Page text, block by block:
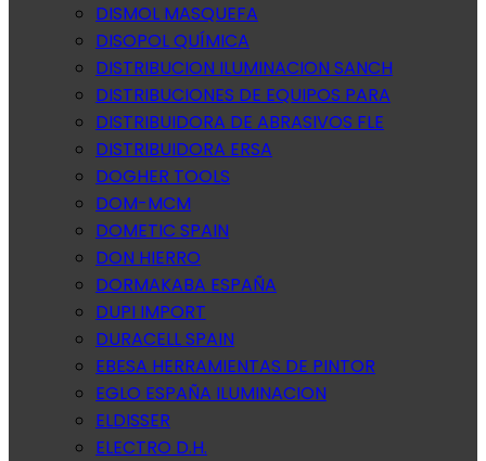
DISMOL MASQUEFA
DISOPOL QUÍMICA
DISTRIBUCION ILUMINACION SANCH
DISTRIBUCIONES DE EQUIPOS PARA
DISTRIBUIDORA DE ABRASIVOS FLE
DISTRIBUIDORA ERSA
DOGHER TOOLS
DOM-MCM
DOMETIC SPAIN
DON HIERRO
DORMAKABA ESPAÑA
DUPI IMPORT
DURACELL SPAIN
EBESA HERRAMIENTAS DE PINTOR
EGLO ESPAÑA ILUMINACION
ELDISSER
ELECTRO D.H.